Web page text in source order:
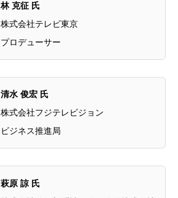
林 克征 氏
株式会社テレビ東京
プロデューサー
清水 俊宏 氏
株式会社フジテレビジョン
ビジネス推進局
萩原 諒 氏